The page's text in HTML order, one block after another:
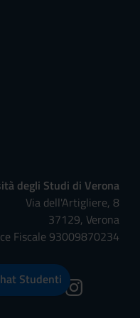
degli Studi di Verona
Via dell'Artigliere, 8
37129, Verona
Fiscale 93009870234
Studenti